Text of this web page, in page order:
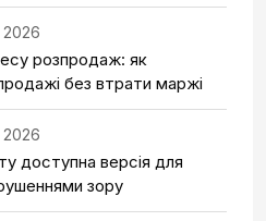
розпродаж: як
без втрати маржі
доступна версія для
зору